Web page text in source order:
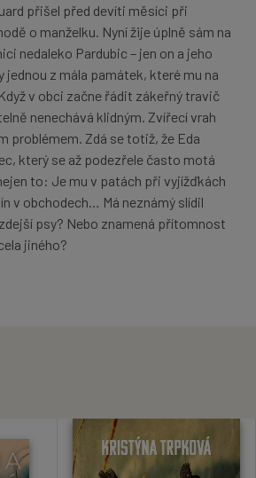
přišel před devíti měsíci při
o manželku. Nyní žije úplně sám na
nedaleko Pardubic – jen on a jeho
jednou z mála památek, které mu na
v obci začne řádit zákeřný travič
nenechává klidným. Zvířecí vrah
problémem. Zdá se totiž, že Eda
který se až podezřele často motá
to: Je mu v patách při vyjížďkách
v obchodech… Má neznámý slídil
psy? Nebo znamená přítomnost
jiného?